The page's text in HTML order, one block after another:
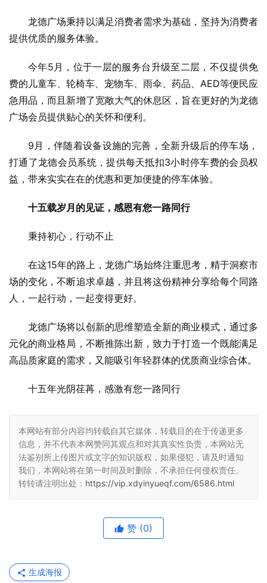
龙德广场秉持以满足消费者需求为基础，坚持为消费者
提供优质的服务体验。
今年5月，位于一层的服务台升级至二层，不仅提供免
费的儿童车、轮椅车、宠物车、雨伞、药品、AED等便民应
急用品，而且新增了宽敞大气的休息区，旨在更好的为龙德
广场会员提供贴心的关怀和便利。
9月，伴随着设备设施的完善，全新升级后的停车场，
打通了龙德会员系统，提供每天抵扣3小时停车费的会员权
益，带来实实在在的优惠和更加便捷的停车体验。
十五载岁月的见证，感恩有您一路同行
秉持初心，行动不止
在这15年的路上，龙德广场始终注重思考，精于洞察市
场的变化，不断追求卓越，并且将这份精神分享给每个同路
人，一起行动，一起变得更好。
龙德广场将以创新的思维塑造全新的商业模式，通过多
元化的商业格局，不断推陈出新，致力于打造一个既能满足
高品质家庭的需求，又能吸引年轻群体的优质商业综合体。
十五年光阴荏苒，感激有您一路同行
本网站有部分内容均转载自其它媒体，转载目的在于传递更多
信息，并不代表本网赞同其观点和对其真实性负责，本网站无
法鉴别所上传图片或文字的知识版权，如果侵犯，请及时通知
我们，本网站将在第一时间及时删除，不承担任何侵权责任。
转转请注明出处： https://vip.xdyinyueqf.com/6586.html
赞 (0)
生成海报